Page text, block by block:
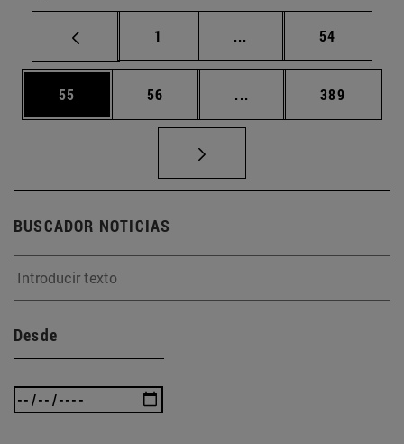
Página
1 ... Páginas intermedias
Página
54
Página
55 Página
56 ... Páginas intermedias
Página
389
BUSCADOR NOTICIAS
Desde